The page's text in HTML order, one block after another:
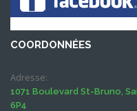
COORDONNÉES
Adresse:
1071 Boulevard St-Bruno,
6P4